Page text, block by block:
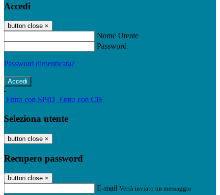
Accedi
button close ×
Nome Utente
Password
Password dimenticata?
-
Entra con SPID Entra con CIE
Seleziona utente
button close ×
Recupero password
button close ×
E-mail Verrà inviato un messaggio